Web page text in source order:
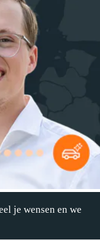
je wensen en we